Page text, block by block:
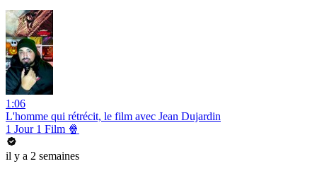
1:06
L'homme qui rétrécit, le film avec Jean Dujardin
1 Jour 1 Film 🍿
il y a 2 semaines